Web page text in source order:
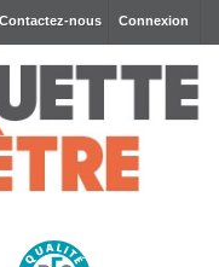
Connexion
Contactez-nous